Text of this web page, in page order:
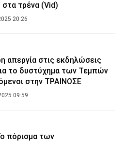
τρένα (Vid)
20:26
απεργία στις εκδηλώσεις
το δυστύχημα των Τεμπών
στην ΤΡΑΙΝΟΣΕ
09:59
πόρισμα των